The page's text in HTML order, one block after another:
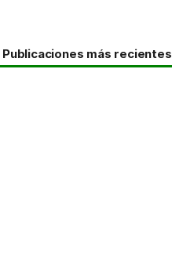
Publicaciones más recientes